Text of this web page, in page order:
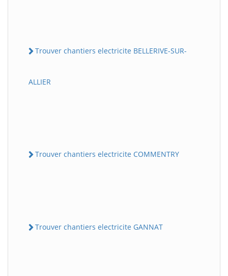
Trouver chantiers electricite BELLERIVE-SUR-
ALLIER
Trouver chantiers electricite COMMENTRY
Trouver chantiers electricite GANNAT